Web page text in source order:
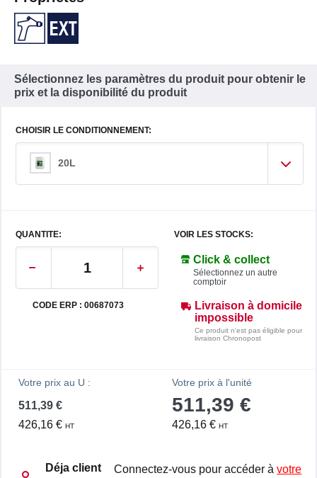
Sélectionnez les paramètres du produit pour obtenir le
prix et la disponibilité du produit
CHOISIR LE CONDITIONNEMENT:
20L
QUANTITE:
CODE ERP : 00687073
VOIR LES STOCKS:
Click & collect
Sélectionnez un autre
comptoir
Livraison à domicile
impossible
Ce produit n'est pas éligible pour
livraison Chronopost
Votre prix au U :
511,39 €
426,16 € HT
Votre prix à l'unité
511,39 €
426,16 € HT
Déja client
Connectez-vous pour accéder àvotre